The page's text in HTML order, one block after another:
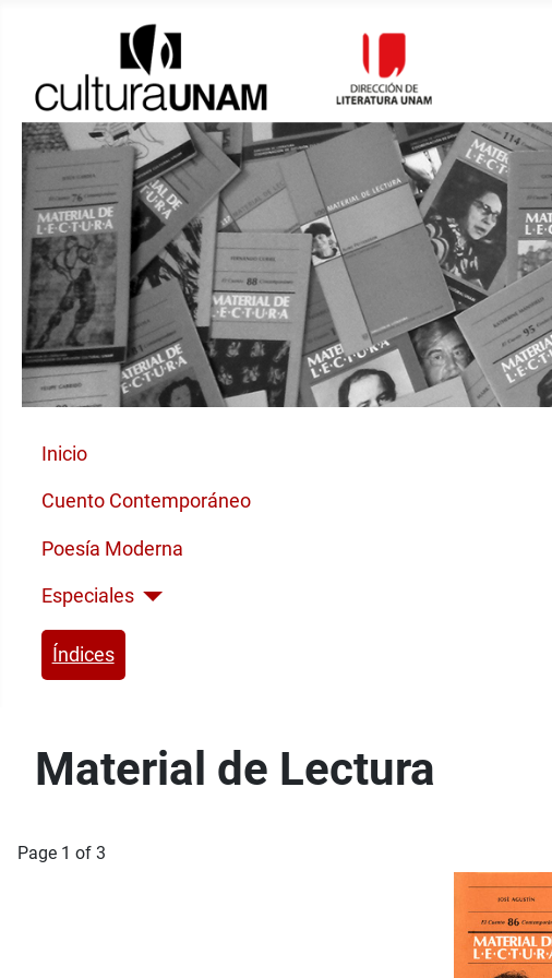
Inicio
Cuento Contemporáneo
Poesía Moderna
Especiales
Índices
Material de Lectura
Page 1 of 3